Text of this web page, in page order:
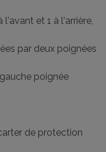
et 1 à l'arrière,
par deux poignées
poignée
de protection